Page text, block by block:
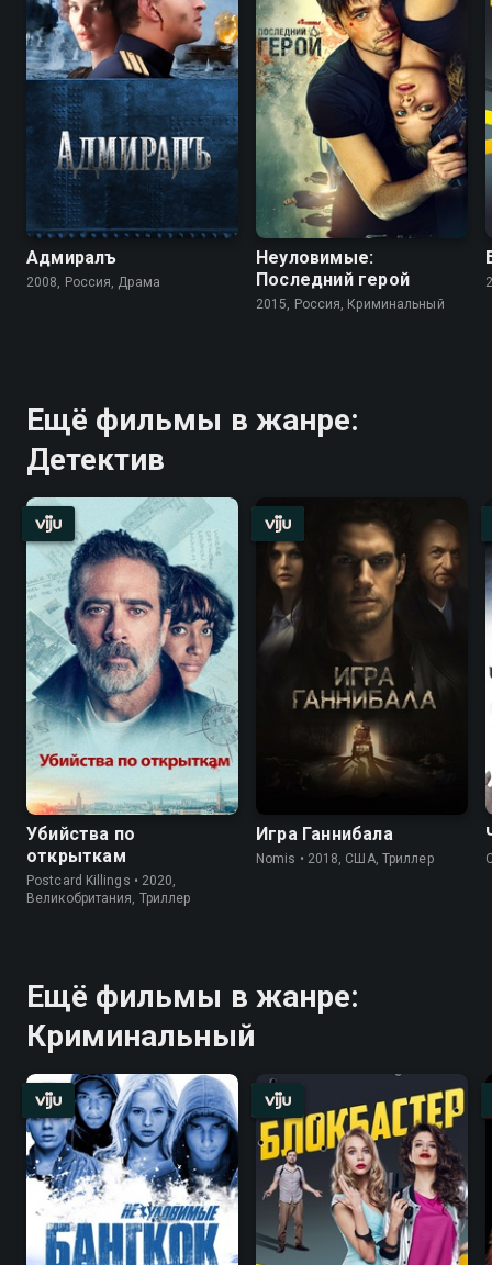
Адмиралъ
2008, Россия, Драма
Неуловимые:
Последний герой
2015, Россия, Криминальный
Ещё фильмы в жанре:
Детектив
Убийства по
открыткам
Postcard Killings • 2020,
Великобритания, Триллер
Игра Ганнибала
Nomis • 2018, США, Триллер
Ещё фильмы в жанре:
Криминальный